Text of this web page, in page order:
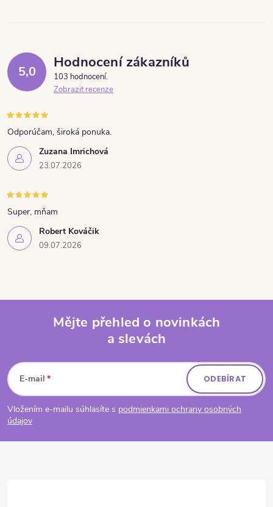
5,0
Hodnocení zákazníků
103 hodnocení
Zobrazit recenze
Zuzana Imrichová
23.07.2026
Odporúčam, široká ponuka.
Robert Kováčik
09.07.2026
Super, mňam
Mějte přehled o novinkách
a slevách
E-mail
Vložením e-mailu súhlasíte s podmienkami ochrany osobných
údajov
ODEBÍRAT